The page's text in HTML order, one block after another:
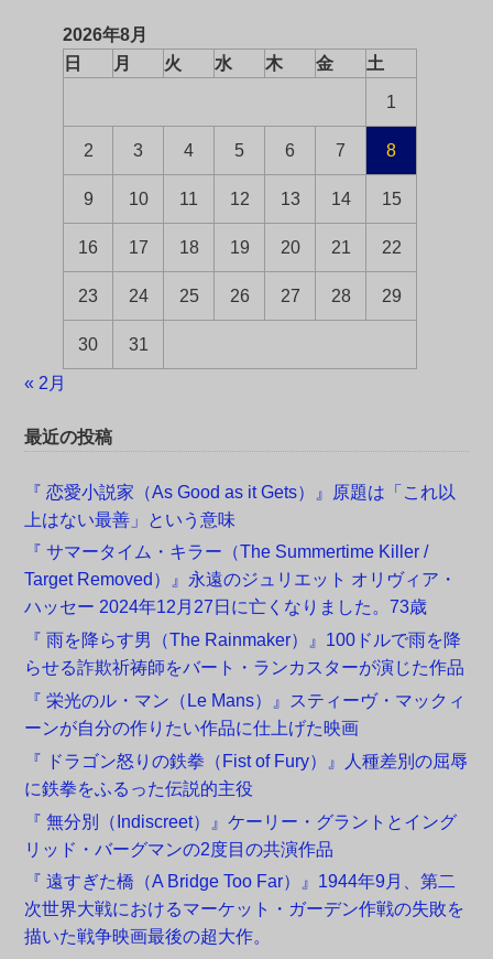
2026年8月
日
月 火 水 木 金 土
1
2 3 4 5 6 7 8
9 10 11 12 13 14 15
16 17 18 19 20 21 22
23 24 25 26 27 28 29
30 31
« 2月
最近の投稿
『 恋愛小説家（As Good as it Gets）』原題は「これ以
上はない最善」という意味
『 サマータイム・キラー（The Summertime Killer /
Target Removed）』永遠のジュリエット オリヴィア・
ハッセー 2024年12月27日に亡くなりました。73歳
『 雨を降らす男（The Rainmaker）』100ドルで雨を降
らせる詐欺祈祷師をバート・ランカスターが演じた作品
『 栄光のル・マン（Le Mans）』スティーヴ・マックィ
ーンが自分の作りたい作品に仕上げた映画
『 ドラゴン怒りの鉄拳（Fist of Fury）』人種差別の屈辱
に鉄拳をふるった伝説的主役
『 無分別（Indiscreet）』ケーリー・グラントとイング
リッド・バーグマンの2度目の共演作品
『 遠すぎた橋（A Bridge Too Far）』1944年9月、第二
次世界大戦におけるマーケット・ガーデン作戦の失敗を
描いた戦争映画最後の超大作。